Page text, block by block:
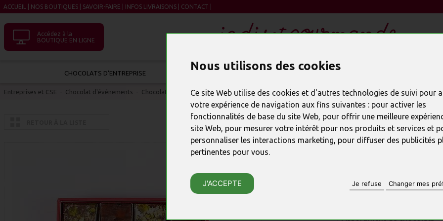
Nous utilisons des cookies
Ce site Web utilise des cookies et d'autres technologies de suivi pour
votre expérience de navigation aux fins suivantes : pour activer les
fonctionnalités de base du site Web, pour offrir une meilleure
site Web, pour mesurer votre intérêt pour nos produits et services et
personnaliser les interactions marketing, pour diffuser des publicités
pertinentes pour vous.
J'ACCEPTE Je refuse Changer mes
ACCUEIL NOS BOUTIQUES| SAVOIR-FAIRE INFOS LIVRAISONS| CONTACT
Accédez à la
BOUTIQUE EN LIGNE
CHOCOLATS D'ENTREPRISE
Entreprises et CSE - Chocolat d'événements - Chocolats Anniversaires de Sociétés
Chocolat
♦ Assortiment de chocolats